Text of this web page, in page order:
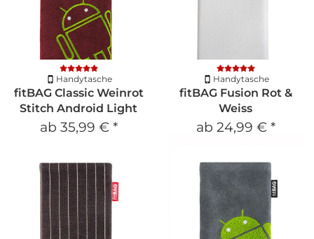
Handytasche
fitBAG Classic Weinrot
Stitch Android Light
ab 35,99 € *
Handytasche
fitBAG Fusion Rot &
Weiss
ab 24,99 € *